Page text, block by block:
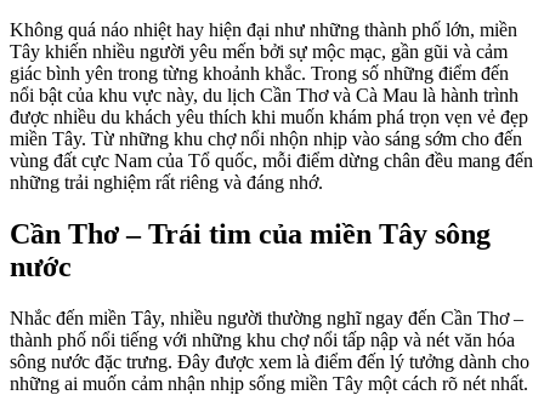
Không quá náo nhiệt hay hiện đại như những thành phố lớn, miền
Tây khiến nhiều người yêu mến bởi sự mộc mạc, gần gũi và cảm
giác bình yên trong từng khoảnh khắc. Trong số những điểm đến
nổi bật của khu vực này, du lịch Cần Thơ và Cà Mau là hành trình
được nhiều du khách yêu thích khi muốn khám phá trọn vẹn vẻ đẹp
miền Tây. Từ những khu chợ nổi nhộn nhịp vào sáng sớm cho đến
vùng đất cực Nam của Tổ quốc, mỗi điểm dừng chân đều mang đến
những trải nghiệm rất riêng và đáng nhớ.
Cần Thơ – Trái tim của miền Tây sông
nước
Nhắc đến miền Tây, nhiều người thường nghĩ ngay đến Cần Thơ –
thành phố nổi tiếng với những khu chợ nổi tấp nập và nét văn hóa
sông nước đặc trưng. Đây được xem là điểm đến lý tưởng dành cho
những ai muốn cảm nhận nhịp sống miền Tây một cách rõ nét nhất.